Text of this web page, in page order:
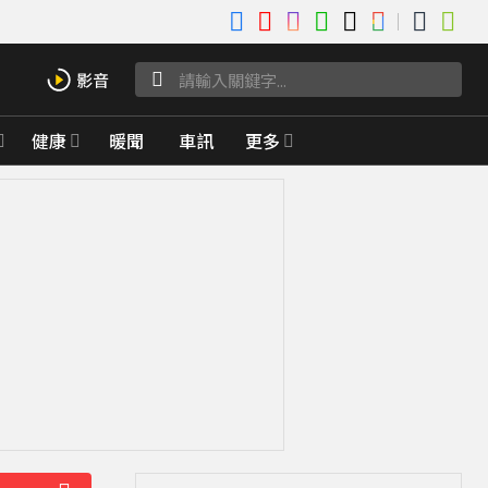
健康 暖聞 車訊 更多